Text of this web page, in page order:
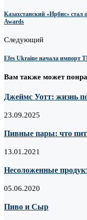
Казахстанский «Ирбис» стал
Awards
Следующий
Efes Ukraine начала импорт
Вам также может
Джеймс Уотт: жизнь
23.09.2025
Пивные пары: что
13.01.2021
Несоложенные
05.06.2020
Пиво и Сыр